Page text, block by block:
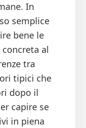
In
semplice
bene le
al
tra
tipici che
dopo il
capire se
in piena